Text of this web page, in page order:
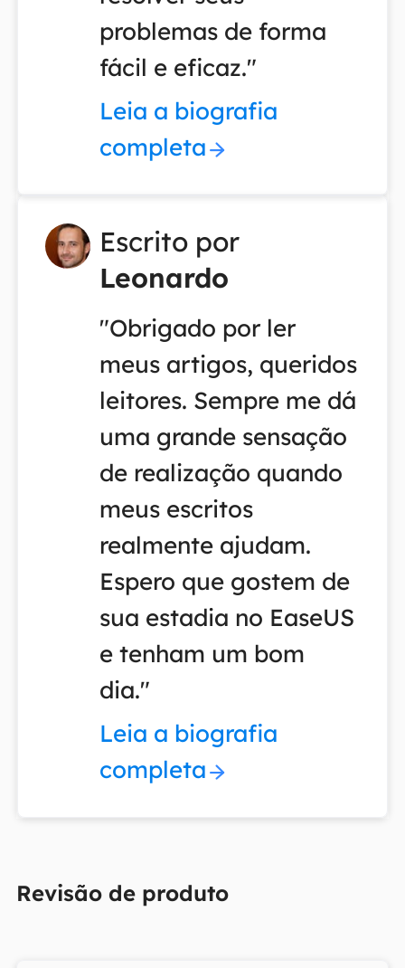
problemas de forma
fácil e eficaz."
Leia a biografia
completa
Escrito por
Leonardo
"Obrigado por ler
meus artigos, queridos
leitores. Sempre me dá
uma grande sensação
de realização quando
meus escritos
realmente ajudam.
Espero que gostem de
sua estadia no EaseUS
e tenham um bom
dia."
Leia a biografia
completa
Revisão de produto